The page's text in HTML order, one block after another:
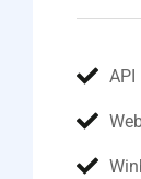
API